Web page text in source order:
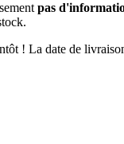
pas
! La date de